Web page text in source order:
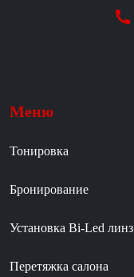
Меню
Тонировка
Бронирование
Установка Bi-Led линз
Перетяжка салона